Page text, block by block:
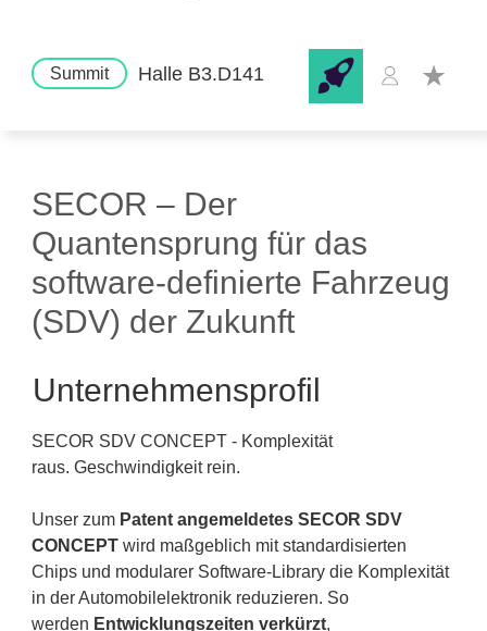
Summit Halle B3.D141
SECOR – Der
Quantensprung für das
software-definierte Fahrzeug
(SDV) der Zukunft
Unternehmensprofil
SECOR SDV CONCEPT - Komplexität
raus. Geschwindigkeit rein.
Unser zum Patent angemeldetes SECOR SDV
CONCEPT wird maßgeblich mit standardisierten
Chips und modularer Software-Library die Komplexität
in der Automobilelektronik reduzieren. So
werden Entwicklungszeiten verkürzt,